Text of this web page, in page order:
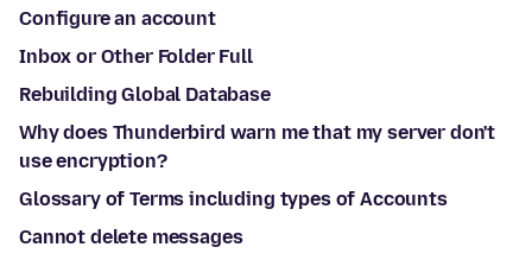
Configure an account
Inbox or Other Folder Full
Rebuilding Global Database
Why does Thunderbird warn me that my server don't
use encryption?
Glossary of Terms including types of Accounts
Cannot delete messages